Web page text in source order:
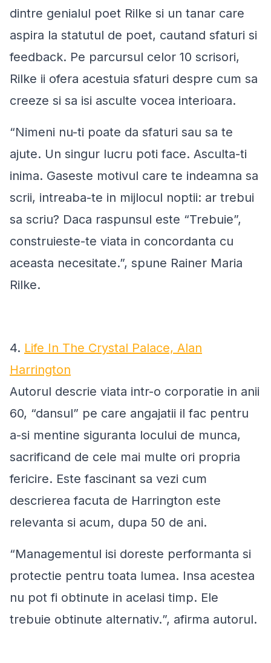
dintre genialul poet Rilke si un tanar care
aspira la statutul de poet, cautand sfaturi si
feedback. Pe parcursul celor 10 scrisori,
Rilke ii ofera acestuia sfaturi despre cum sa
creeze si sa isi asculte vocea interioara.
“Nimeni nu-ti poate da sfaturi sau sa te
ajute. Un singur lucru poti face. Asculta-ti
inima. Gaseste motivul care te indeamna sa
scrii, intreaba-te in mijlocul noptii: ar trebui
sa scriu? Daca raspunsul este “Trebuie”,
construieste-te viata in concordanta cu
aceasta necesitate.”, spune Rainer Maria
Rilke.
4. Life In The Crystal Palace, Alan
Harrington
Autorul descrie viata intr-o corporatie in anii
60, “dansul” pe care angajatii il fac pentru
a-si mentine siguranta locului de munca,
sacrificand de cele mai multe ori propria
fericire. Este fascinant sa vezi cum
descrierea facuta de Harrington este
relevanta si acum, dupa 50 de ani.
“Managementul isi doreste performanta si
protectie pentru toata lumea. Insa acestea
nu pot fi obtinute in acelasi timp. Ele
trebuie obtinute alternativ.”, afirma autorul.